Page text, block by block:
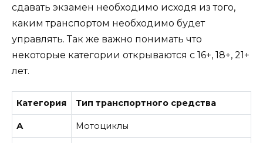
сдавать экзамен необходимо исходя из того,
каким транспортом необходимо будет
управлять. Так же важно понимать что
некоторые категории открываются с 16+, 18+, 21+
лет.
Категория Тип транспортного средства
А Мотоциклы